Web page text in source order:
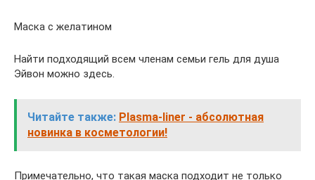
Маска с желатином
Найти подходящий всем членам семьи гель для душа
Эйвон можно здесь.
Читайте также: Plasma-liner - абсолютная
новинка в косметологии!
Примечательно, что такая маска подходит не только